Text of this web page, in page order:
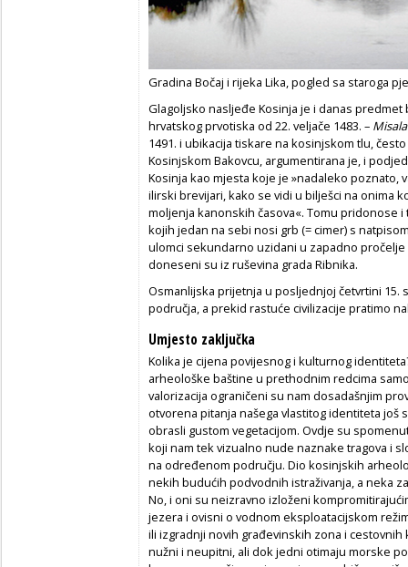
Gradina Bočaj i rijeka Lika, pogled sa staroga
Glagoljsko nasljeđe Kosinja je i danas
hrvatskog prvotiska od 22. veljače 1483. –
1491. i ubikacija tiskare na kosinjskom tlu,
Kosinjskom Bakovcu, argumentirana je, i
Kosinja kao mjesta koje je »nadaleko poznato,
ilirski brevijari, kako se vidi u bilješci na onima
moljenja kanonskih časova«. Tomu pridonose
kojih jedan na sebi nosi grb (= cimer) s
ulomci sekundarno uzidani u zapadno
doneseni su iz ruševina grada Ribnika.
Osmanlijska prijetnja u posljednjoj četvrtini 15.
područja, a prekid rastuće civilizacije pratimo
Umjesto zaključka
Kolika je cijena povijesnog i kulturnog
arheološke baštine u prethodnim redcima
valorizacija ograničeni su nam dosadašnjim
otvorena pitanja našega vlastitog identiteta još
obrasli gustom vegetacijom. Ovdje su
koji nam tek vizualno nude naznake tragova i
na određenom području. Dio kosinjskih
nekih budućih podvodnih istraživanja, a neka
No, i oni su neizravno izloženi
jezera i ovisni o vodnom eksploatacijskom
ili izgradnji novih građevinskih zona i
nužni i neupitni, ali dok jedni otimaju morske